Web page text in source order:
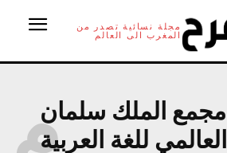
مجلة نسائية تصدر من
المغرب الى العالم
مجمع الملك سلمان
العالمي للغة العربيةم